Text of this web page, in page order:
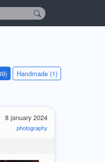
Handmade (1)
8 january 2024
photography